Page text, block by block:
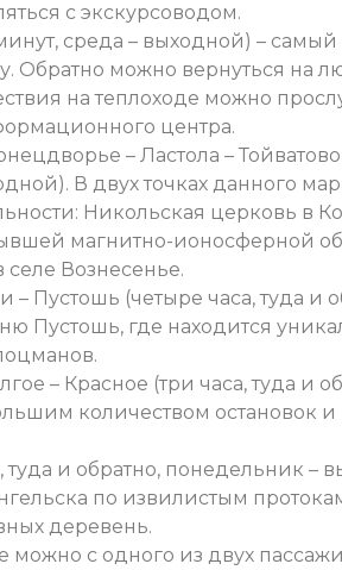
с экскурсоводом.
среда – выходной) –
Обратно можно вернуться на
на теплоходе можно
центра.
– Ластола –
В двух точках данного
Никольская церковь в
магнитно-ионосферной
селе Вознесенье.
– Пустошь (четыре часа, туда и
Пустошь, где находится
– Красное (три часа, туда и
количеством остановок и
туда и обратно, понедельник –
по извилистым
деревень.
можно с одного из двух